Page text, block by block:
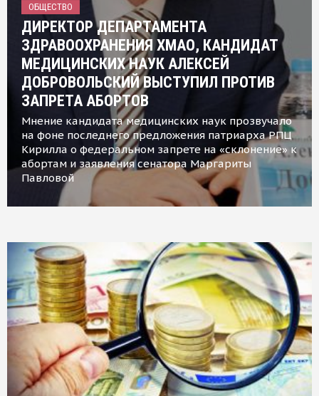
ОБЩЕСТВО
ДИРЕКТОР ДЕПАРТАМЕНТА
ЗДРАВООХРАНЕНИЯ ХМАО, КАНДИДАТ
МЕДИЦИНСКИХ НАУК АЛЕКСЕЙ
ДОБРОВОЛЬСКИЙ ВЫСТУПИЛ ПРОТИВ
ЗАПРЕТА АБОРТОВ
Мнение кандидата медицинских наук прозвучало
на фоне последнего предложения патриарха РПЦ
Кирилла о федеральном запрете на «склонение» к
абортам и заявления сенатора Маргариты
Павловой